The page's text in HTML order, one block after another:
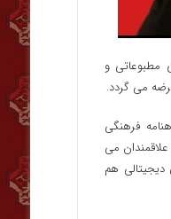
مطبوعاتی و
می گردد.‌
شماره ماهنامه فرهنگی
می
هم